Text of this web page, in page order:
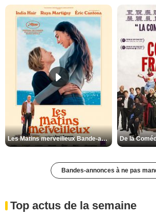
Les Matins merveilleux Bande-annonce VF
Bandes-annonces à ne pas
Top actus de la semaine